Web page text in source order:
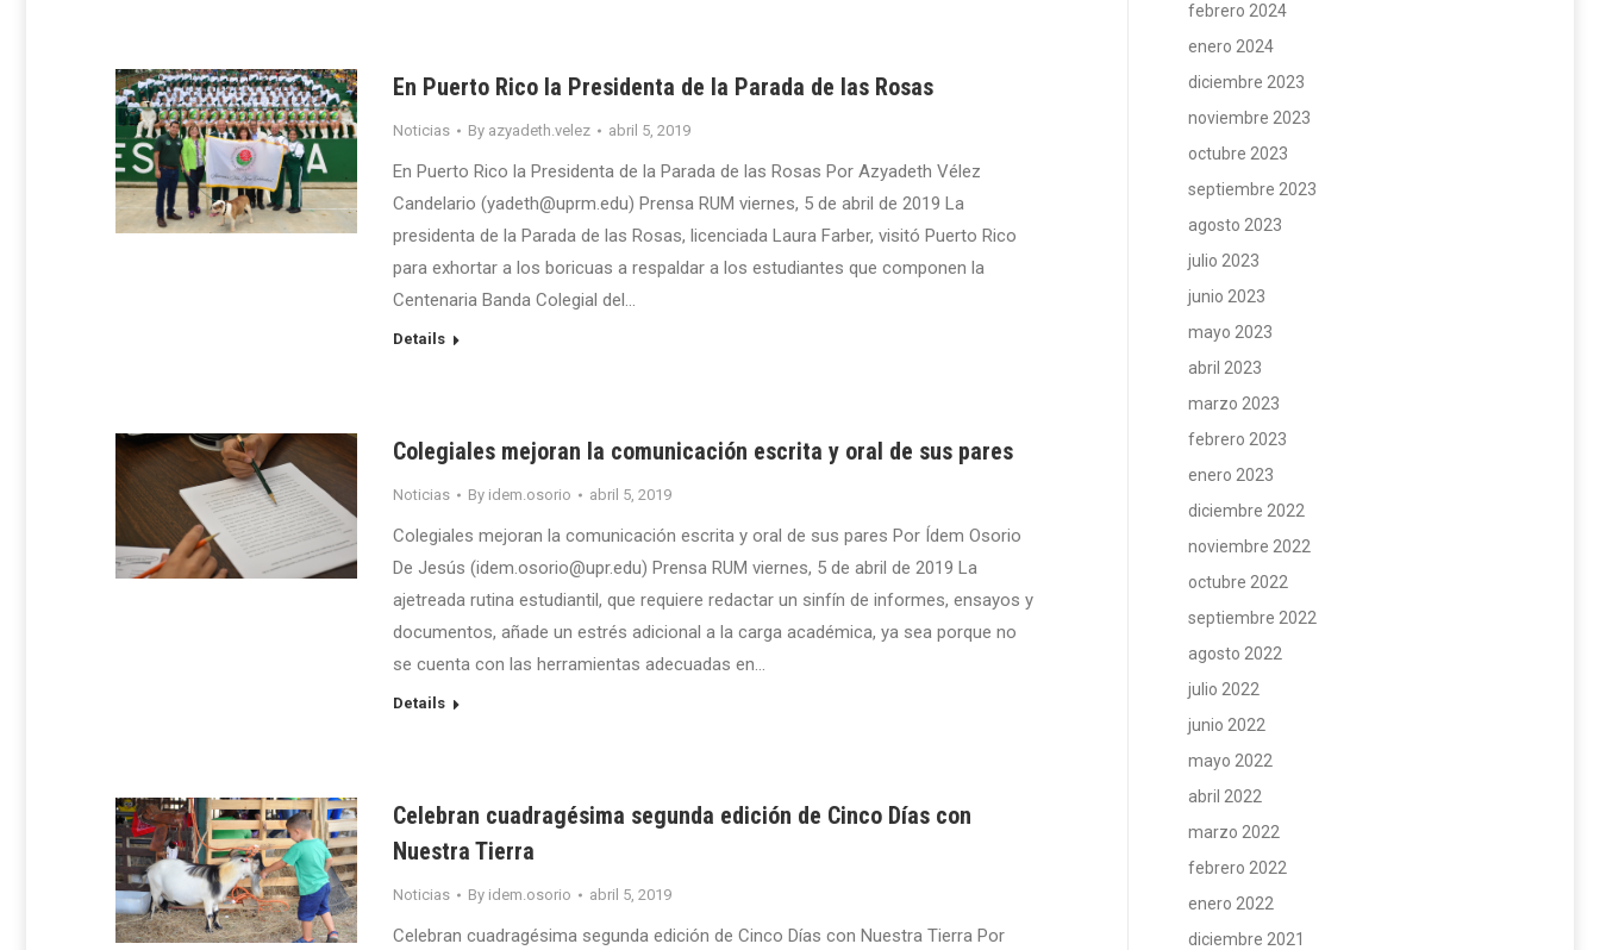
En Puerto Rico la Presidenta de la Parada de las Rosas
Noticias By azyadeth.velez abril 5, 2019
En Puerto Rico la Presidenta de la Parada de las Rosas Por Azyadeth Vélez
Candelario (yadeth@uprm.edu) Prensa RUM viernes, 5 de abril de 2019 La
presidenta de la Parada de las Rosas, licenciada Laura Farber, visitó Puerto Rico
para exhortar a los boricuas a respaldar a los estudiantes que componen la
Centenaria Banda Colegial del…
Details
Colegiales mejoran la comunicación escrita y oral de sus pares
Noticias By idem.osorio abril 5, 2019
Colegiales mejoran la comunicación escrita y oral de sus pares Por Ídem Osorio
De Jesús (idem.osorio@upr.edu) Prensa RUM viernes, 5 de abril de 2019 La
ajetreada rutina estudiantil, que requiere redactar un sinfín de informes, ensayos y
documentos, añade un estrés adicional a la carga académica, ya sea porque no
se cuenta con las herramientas adecuadas en…
Details
Celebran cuadragésima segunda edición de Cinco Días con
Nuestra Tierra
Noticias By idem.osorio abril 5, 2019
Celebran cuadragésima segunda edición de Cinco Días con Nuestra Tierra Por
febrero 2024
enero 2024
diciembre 2023
noviembre 2023
octubre 2023
septiembre 2023
agosto 2023
julio 2023
junio 2023
mayo 2023
abril 2023
marzo 2023
febrero 2023
enero 2023
diciembre 2022
noviembre 2022
octubre 2022
septiembre 2022
agosto 2022
julio 2022
junio 2022
mayo 2022
abril 2022
marzo 2022
febrero 2022
enero 2022
diciembre 2021